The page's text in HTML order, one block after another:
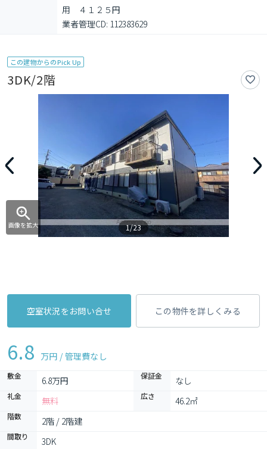
用　４１２５円
業者管理CD: 112383629
この建物からのPick Up
3DK/2階
画像を拡大 1/23
空室状況をお問い合せ この物件を詳しくみる
6.8 万円 / 管理費なし
敷金 6.8万円 保証金 なし
礼金 無料 広さ 46.2㎡
階数 2階 / 2階建
間取り 3DK